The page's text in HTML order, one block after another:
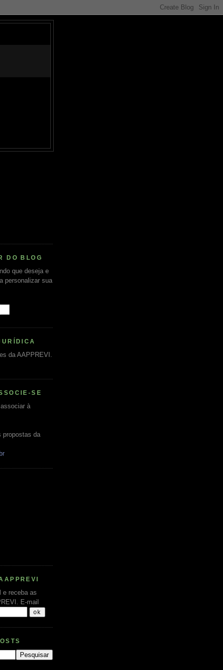
DO BLOG
que deseja e
personalizar sua
da AAPPREVI.
SE
à
propostas da
e receba as
E-mail